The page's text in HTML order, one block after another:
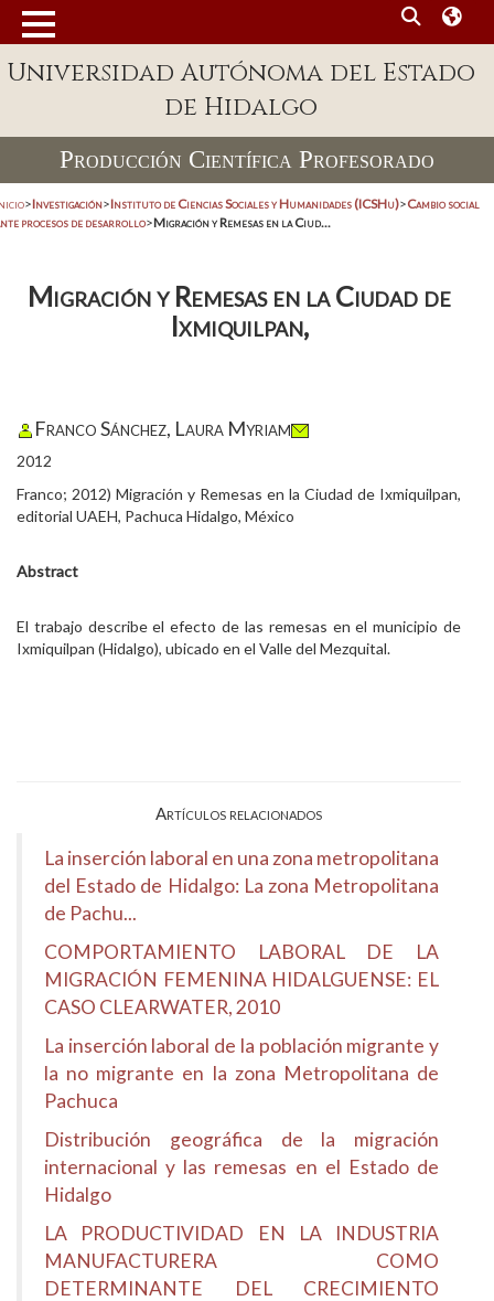
Universidad Autónoma del Estado
de Hidalgo
Producción Científica Profesorado
>Investigación>Instituto de Ciencias Sociales y Humanidades (ICSHu)>Cambio social
procesos de desarrollo>Migración y Remesas en la Ciud...
Migración y Remesas en la Ciudad de
Ixmiquilpan,
Franco Sánchez, Laura Myriam
2012
Franco; 2012) Migración y Remesas en la Ciudad de Ixmiquilpan,
editorial UAEH, Pachuca Hidalgo, México
Abstract
El trabajo describe el efecto de las remesas en el municipio de
Ixmiquilpan (Hidalgo), ubicado en el Valle del Mezquital.
Artículos relacionados
La inserción laboral en una zona metropolitana
del Estado de Hidalgo: La zona Metropolitana
de Pachu...
COMPORTAMIENTO LABORAL DE LA
MIGRACIÓN FEMENINA HIDALGUENSE: EL
CASO CLEARWATER, 2010
La inserción laboral de la población migrante y
la no migrante en la zona Metropolitana de
Pachuca
Distribución geográfica de la migración
internacional y las remesas en el Estado de
Hidalgo
LA PRODUCTIVIDAD EN LA INDUSTRIA
MANUFACTURERA COMO
DETERMINANTE DEL CRECIMIENTO